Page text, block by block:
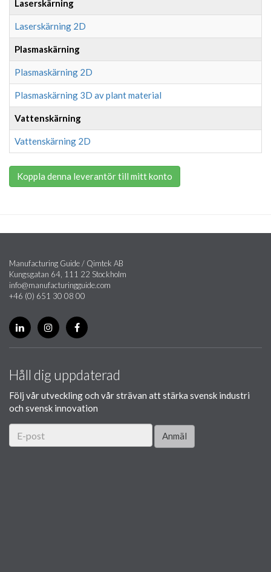
Laserskärning
Laserskärning 2D
Plasmaskärning
Plasmaskärning 2D
Plasmaskärning 3D av plant material
Vattenskärning
Vattenskärning 2D
Koppla denna leverantör till mitt konto
Manufacturing Guide / Qimtek AB
Kungsgatan 64, 111 22 Stockholm
info@manufacturingguide.com
+46 (0) 651 30 08 00
Håll dig uppdaterad
Följ vår utveckling och vår strävan att stärka svensk industri
och svensk innovation
Anmäl